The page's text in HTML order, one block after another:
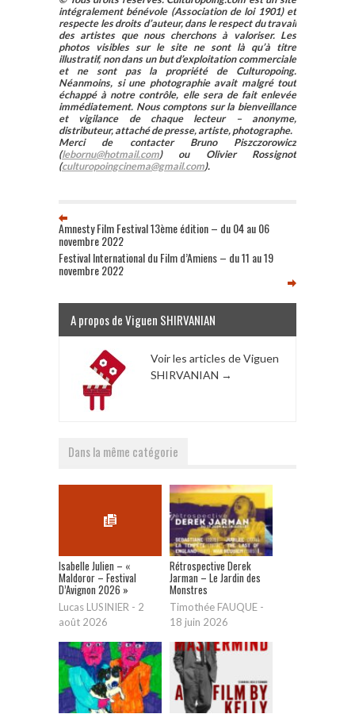
intégralement bénévole (Association de loi 1901) et
respecte les droits d’auteur, dans le respect du travail
des artistes que nous cherchons à valoriser. Les
photos visibles sur le site ne sont là qu’à titre
illustratif, non dans un but d’exploitation commerciale
et ne sont pas la propriété de Culturopoing.
Néanmoins, si une photographie avait malgré tout
échappé à notre contrôle, elle sera de fait enlevée
immédiatement. Nous comptons sur la bienveillance
et vigilance de chaque lecteur – anonyme,
distributeur, attaché de presse, artiste, photographe.
Merci de contacter Bruno Piszczorowicz
(lebornu@hotmail.com) ou Olivier Rossignot
(culturopoingcinema@gmail.com).
Amnesty Film Festival 13ème édition – du 04 au 06
novembre 2022
Festival International du Film d’Amiens – du 11 au 19
novembre 2022
A propos de Viguen SHIRVANIAN
Voir les articles de Viguen
SHIRVANIAN →
Dans la même catégorie
Isabelle Julien – «
Maldoror – Festival
D’Avignon 2026 »
Lucas LUSINIER - 2
août 2026
Rétrospective Derek
Jarman – Le Jardin des
Monstres
Timothée FAUQUE -
18 juin 2026